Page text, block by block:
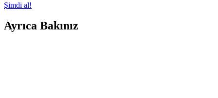
Şimdi al!
Ayrıca Bakınız